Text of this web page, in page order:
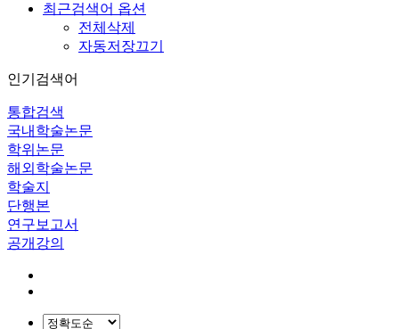
최근검색어 옵션
전체삭제
자동저장끄기
인기검색어
통합검색
국내학술논문
학위논문
해외학술논문
학술지
단행본
연구보고서
공개강의